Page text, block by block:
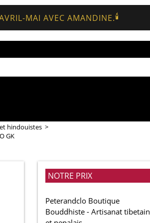
MAI AVEC AMANDINE.🕯️
hindouistes >
GK
NOTRE PRIX
Peterandclo Boutique
Bouddhiste - Artisanat tibetain